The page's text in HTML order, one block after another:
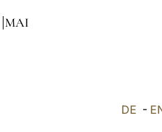
MAI
DE -